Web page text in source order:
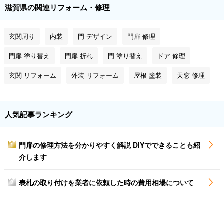
滋賀県の関連リフォーム・修理
玄関周り 内装 門 デザイン 門扉 修理
門扉 塗り替え 門扉 折れ 門 塗り替え ドア 修理
玄関 リフォーム 外装 リフォーム 屋根 塗装 天窓 修理
人気記事ランキング
1
門扉の修理方法を分かりやすく解説 DIYでできることも紹
介します
2 表札の取り付けを業者に依頼した時の費用相場について